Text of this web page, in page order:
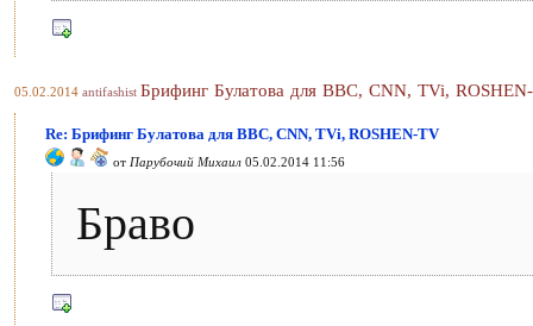
05.02.2014 antifashist Брифинг Булатова для BBC, CNN, TVi,
Re: Брифинг Булатова для BBC, CNN, TVi, ROSHEN-TV
от Парубочий Михаил 05.02.2014 11:56
Браво